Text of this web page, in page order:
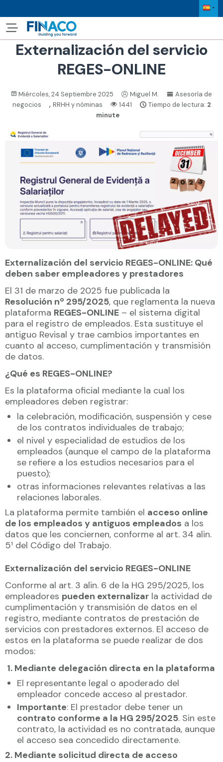
Externalización del servicio
REGES-ONLINE
Miércoles, 24 Septiembre 2025 Miguel M.
Asesoría de
negocios
, RRHH y nóminas 1441 Tiempo de lectura: 2
minute
Externalización del servicio REGES-ONLINE: Qué
deben saber empleadores y prestadores
El 31 de marzo de 2025 fue publicada la
Resolución nº 295/2025, que reglamenta la nueva
plataforma REGES-ONLINE – el sistema digital
para el registro de empleados. Esta sustituye el
antiguo Revisal y trae cambios importantes en
cuanto al acceso, cumplimentación y transmisión
de datos.
¿Qué es REGES-ONLINE?
Es la plataforma oficial mediante la cual los
empleadores deben registrar:
la celebración, modificación, suspensión y cese
de los contratos individuales de trabajo;
el nivel y especialidad de estudios de los
empleados (aunque el campo de la plataforma
se refiere a los estudios necesarios para el
puesto);
otras informaciones relevantes relativas a las
relaciones laborales.
La plataforma permite también el acceso online
de los empleados y antiguos empleados a los
datos que les conciernen, conforme al art. 34 alin.
5¹ del Código del Trabajo.
Externalización del servicio REGES-ONLINE
Conforme al art. 3 alin. 6 de la HG 295/2025, los
empleadores pueden externalizar la actividad de
cumplimentación y transmisión de datos en el
registro, mediante contratos de prestación de
servicios con prestadores externos. El acceso de
estos en la plataforma se puede realizar de dos
modos:
1. Mediante delegación directa en la plataforma
El representante legal o apoderado del
empleador concede acceso al prestador.
Importante: El prestador debe tener un
contrato conforme a la HG 295/2025. Sin este
contrato, la actividad es no contratada, aunque
el acceso sea concedido directamente.
2. Mediante solicitud directa de acceso